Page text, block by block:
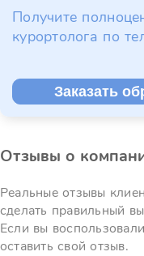
Получите
курортолога по
Заказать
Отзывы о
Реальные отзывы
сделать правильный
Если вы
оставить свой отзыв.